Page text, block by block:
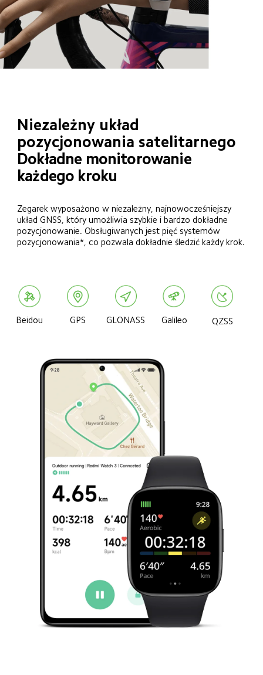
Niezależny układ
pozycjonowania satelitarnego
Dokładne monitorowanie
każdego kroku
Zegarek wyposażono w niezależny, najnowocześniejszy
układ GNSS, który umożliwia szybkie i bardzo dokładne
pozycjonowanie. Obsługiwanych jest pięć systemów
pozycjonowania*, co pozwala dokładnie śledzić każdy krok.
Beidou GPS GLONASS Galileo QZSS